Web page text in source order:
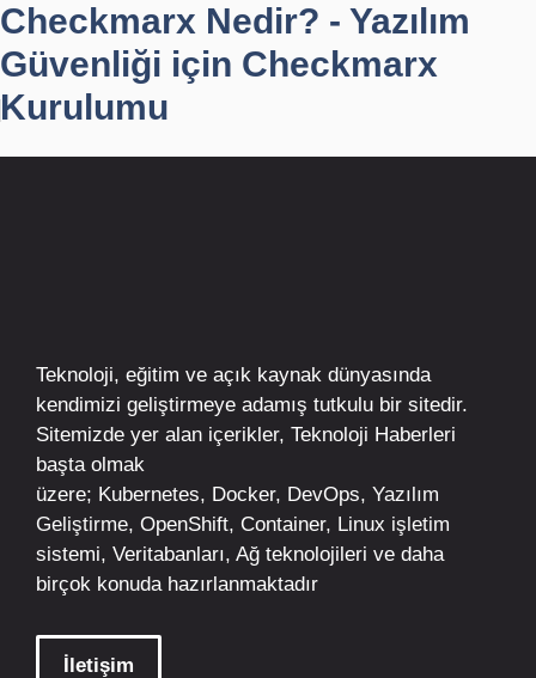
Checkmarx Nedir? - Yazılım
Güvenliği için Checkmarx
Kurulumu
Teknoloji, eğitim ve açık kaynak dünyasında
kendimizi geliştirmeye adamış tutkulu bir sitedir.
Sitemizde yer alan içerikler, Teknoloji Haberleri
başta olmak
üzere; Kubernetes, Docker, DevOps, Yazılım
Geliştirme, OpenShift, Container, Linux işletim
sistemi, Veritabanları, Ağ teknolojileri ve daha
birçok konuda hazırlanmaktadır
İletişim